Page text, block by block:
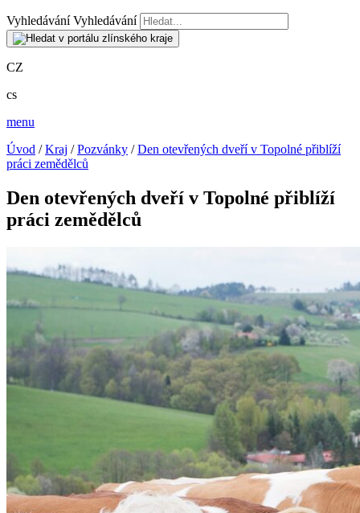
Vyhledávání Vyhledávání
CZ
cs
menu
Úvod /Kraj /Pozvánky /Den otevřených dveří v Topolné přiblíží
práci zemědělců
Den otevřených dveří v Topolné přiblíží
práci zemědělců